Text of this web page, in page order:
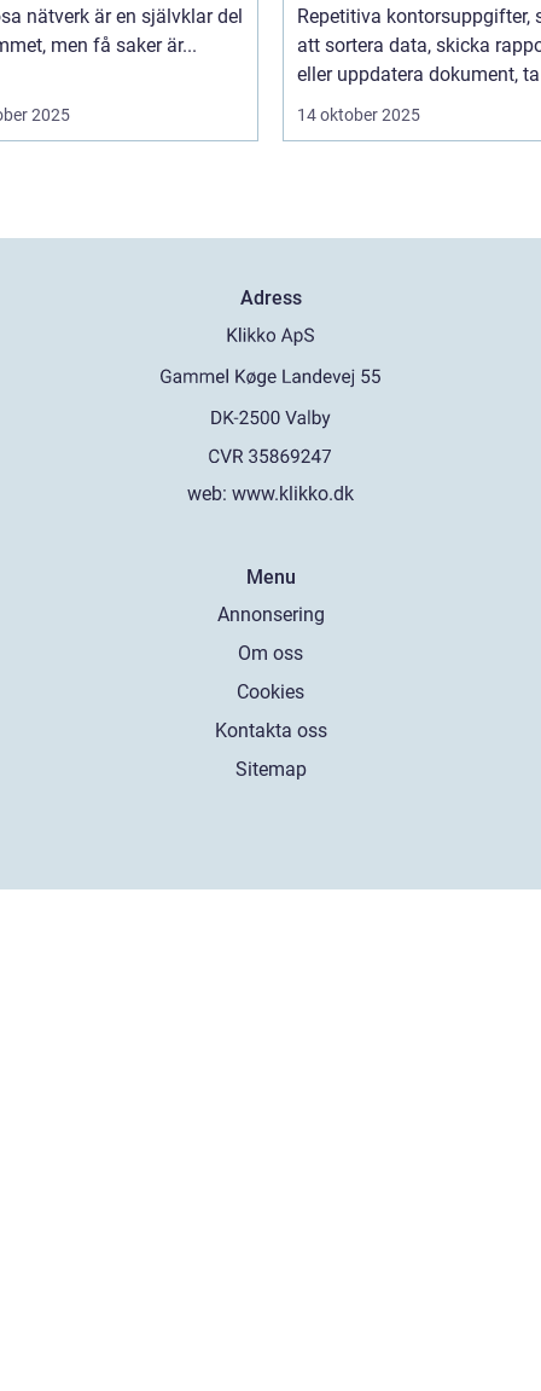
nätverk är en självklar del
men få saker är...
2025
Repetitiva kontorsuppgifter,
att sortera data, skicka
eller uppdatera dokument,
14 oktober 2025
Adress
web: www.klikko.dk
Menu
Annonsering
Om oss
Cookies
Kontakta oss
Sitemap